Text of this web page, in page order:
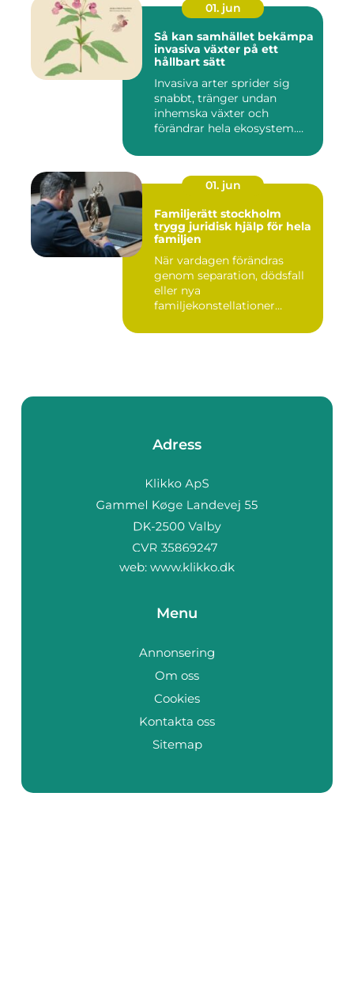
01. jun
Så kan samhället bekämpa
invasiva växter på ett
hållbart sätt
Invasiva arter sprider sig
snabbt, tränger undan
inhemska växter och
förändrar hela ekosystem.
01. jun
Familjerätt stockholm
trygg juridisk hjälp för hela
familjen
När vardagen förändras
genom separation, dödsfall
eller nya
familjekonstellationer
Adress
web: www.klikko.dk
Menu
Annonsering
Om oss
Cookies
Kontakta oss
Sitemap